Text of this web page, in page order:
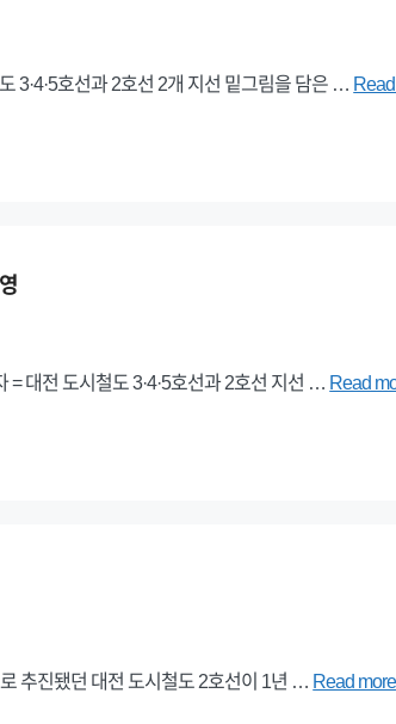
3·4·5호선과 2호선 2개 지선 밑그림을 담은 …
= 대전 도시철도 3·4·5호선과 2호선 지선 … Read
추진됐던 대전 도시철도 2호선이 1년 … Read more